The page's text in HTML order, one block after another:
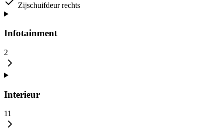
Zijschuifdeur rechts
Infotainment
2
Interieur
11